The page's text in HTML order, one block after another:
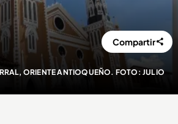
ORIENTE ANTIOQUEÑO. FOTO: JULIO
Compartir